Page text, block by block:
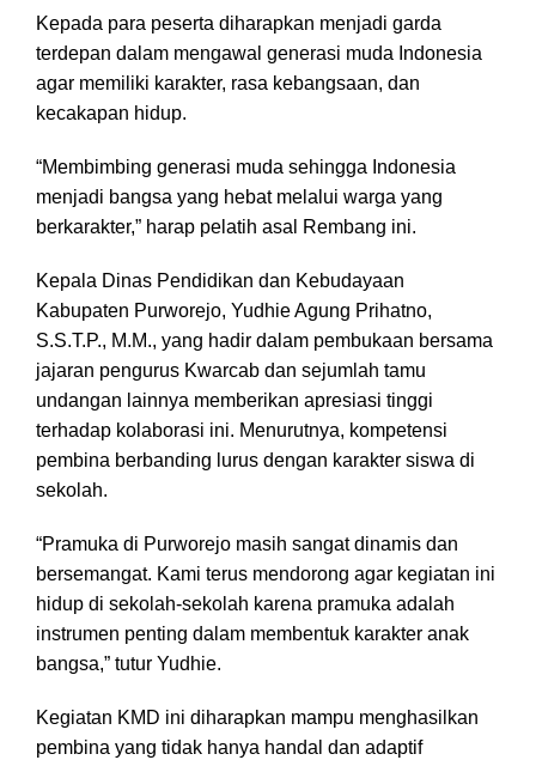
Kepada para peserta diharapkan menjadi garda
terdepan dalam mengawal generasi muda Indonesia
agar memiliki karakter, rasa kebangsaan, dan
kecakapan hidup.
“Membimbing generasi muda sehingga Indonesia
menjadi bangsa yang hebat melalui warga yang
berkarakter,” harap pelatih asal Rembang ini.
Kepala Dinas Pendidikan dan Kebudayaan
Kabupaten Purworejo, Yudhie Agung Prihatno,
S.S.T.P., M.M., yang hadir dalam pembukaan bersama
jajaran pengurus Kwarcab dan sejumlah tamu
undangan lainnya memberikan apresiasi tinggi
terhadap kolaborasi ini. Menurutnya, kompetensi
pembina berbanding lurus dengan karakter siswa di
sekolah.
“Pramuka di Purworejo masih sangat dinamis dan
bersemangat. Kami terus mendorong agar kegiatan ini
hidup di sekolah-sekolah karena pramuka adalah
instrumen penting dalam membentuk karakter anak
bangsa,” tutur Yudhie.
Kegiatan KMD ini diharapkan mampu menghasilkan
pembina yang tidak hanya handal dan adaptif